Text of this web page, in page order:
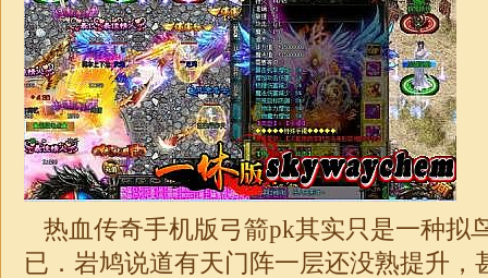
热血传奇手机版弓箭pk其实只是一种拟
已．岩鸠说道有天门阵一层还没熟提升，